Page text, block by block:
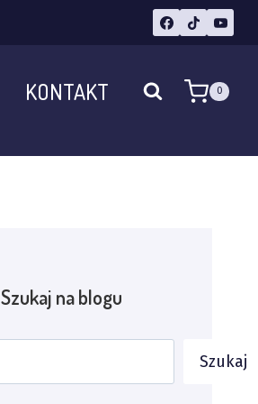
KONTAKT 0
Szukaj na blogu
Szukaj